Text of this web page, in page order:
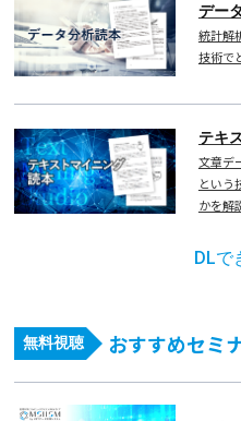
デー
統計解
技術で
テキ
文章デ
という
かを解
DLで
無料視聴 おすすめセミ